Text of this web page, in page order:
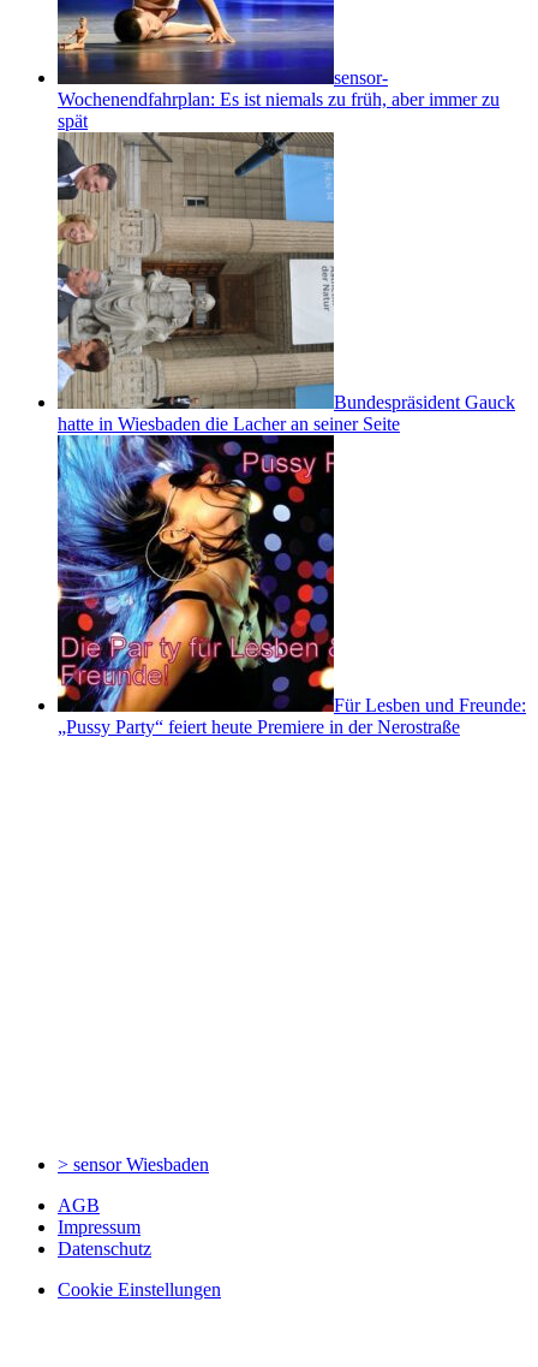
sensor-
Wochenendfahrplan: Es ist niemals zu früh, aber immer zu
spät
Bundespräsident Gauck
hatte in Wiesbaden die Lacher an seiner Seite
Für Lesben und Freunde:
„Pussy Party“ feiert heute Premiere in der Nerostraße
> sensorWiesbaden
AGB
Impressum
Datenschutz
Cookie Einstellungen